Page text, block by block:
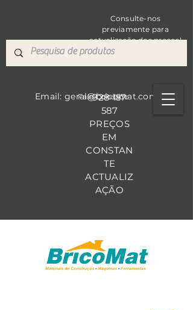
Consulte-nos
previamente para
actualização dos preços!
928 157
587
PREÇOS
EM
CONSTAN
TE
ACTUALIZ
AÇÃO
Fale Conosco
Email: geral@bricomat.com